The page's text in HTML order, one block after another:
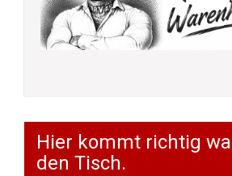
Hier kommt richtig
den Tisch.